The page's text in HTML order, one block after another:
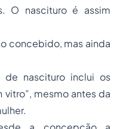
O nascituro é assim
concebido, mas ainda
de nascituro inclui os
vitro”, mesmo antes da